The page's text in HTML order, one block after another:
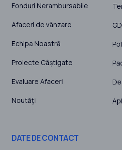
Fonduri Nerambursabile
Afaceri de vânzare
Echipa Noastră
Proiecte Câștigate
Evaluare Afaceri
Noutăţi
DATE DE CONTACT